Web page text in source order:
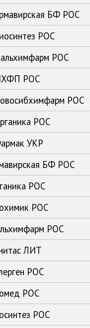
БФ РОС
РОС
РОС
РОС
РОС
РОС
УКР
БФ РОС
РОС
РОС
РОС
ЛИТ
РОС
РОС
РОС